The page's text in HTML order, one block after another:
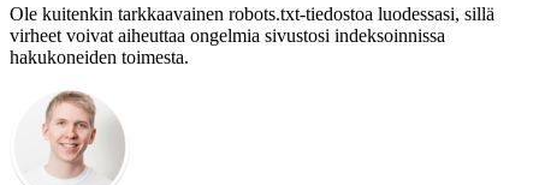
Ole kuitenkin tarkkaavainen robots.txt-tiedostoa luodessasi, sillä
virheet voivat aiheuttaa ongelmia sivustosi indeksoinnissa
hakukoneiden toimesta.